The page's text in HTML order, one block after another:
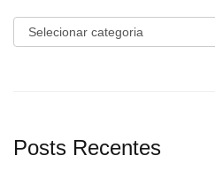
Categorias
Posts Recentes